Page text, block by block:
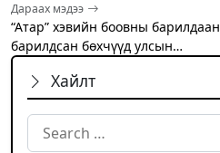
Дараах мэдээ
“Атар” хэвийн боовны
барилдсан бөхчүүд улсын…
Хайлт
Search for: